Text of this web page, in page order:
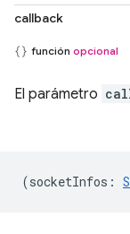
callback
función opcional
El parámetro
(socketInfos :